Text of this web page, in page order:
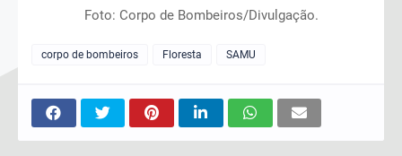
Foto: Corpo de Bombeiros/Divulgação.
corpo de bombeiros Floresta SAMU